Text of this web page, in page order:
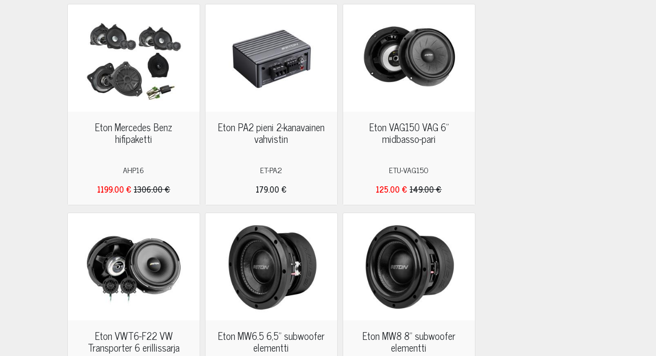
Eton Mercedes Benz
hifipaketti
AHP16
1199.00 €1306.00 €
Eton PA2 pieni 2-kanavainen
vahvistin
ET-PA2
179.00 €
Eton VAG150 VAG 6"
midbasso-pari
ETU-VAG150
125.00 €149.00 €
Eton VWT6-F22 VW
Transporter 6 erillissarja
Eton MW6.5 6,5" subwoofer
elementti
Eton MW8 8" subwoofer
elementti